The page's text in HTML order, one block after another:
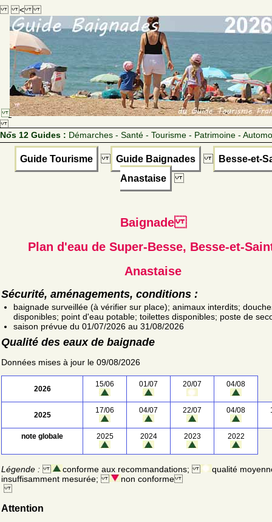
<
Nos 12 Guides : Démarches - Santé - Tourisme - Patrimoine -
Guide Tourisme Guide Baignades
Besse-et-
Anastaise
Baignade
Plan d'eau de Super-Besse, Besse-et-
Anastaise
Sécurité, aménagements, conditions :
baignade surveillée (à vérifier sur place); animaux interdits;
disponibles; point d'eau potable; toilettes disponibles; poste de
saison prévue du 01/07/2026 au 31/08/2026
Qualité des eaux de baignade
Données mises à jour le 09/08/2026
2026
15/06 01/07 20/07 04/08
2025
17/06 04/07 22/07 04/08
note globale 2025 2024 2023 2022
Légende : conforme aux recommandations;
qualité
insuffisamment mesurée;
non conforme
Attention